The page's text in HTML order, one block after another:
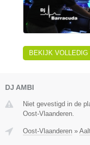
BEKIJK VOLLEDIG
DJ AMBI
Niet gevestigd in de
Oost-Vlaanderen.
Oost-Vlaanderen »